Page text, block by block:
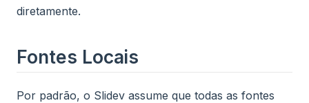
diretamente.
Fontes Locais
Por padrão, o Slidev assume que todas as fontes